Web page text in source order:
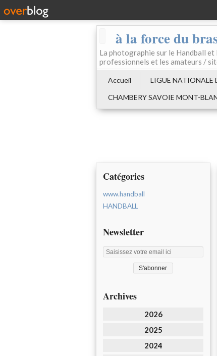
à la force du
La photographie sur le Handball et
professionnels et les amateurs /
Accueil LIGUE NATIONALE
CHAMBERY SAVOIE MONT-
Catégories
www.handball
HANDBALL
Newsletter
Archives
2026
2025
2024